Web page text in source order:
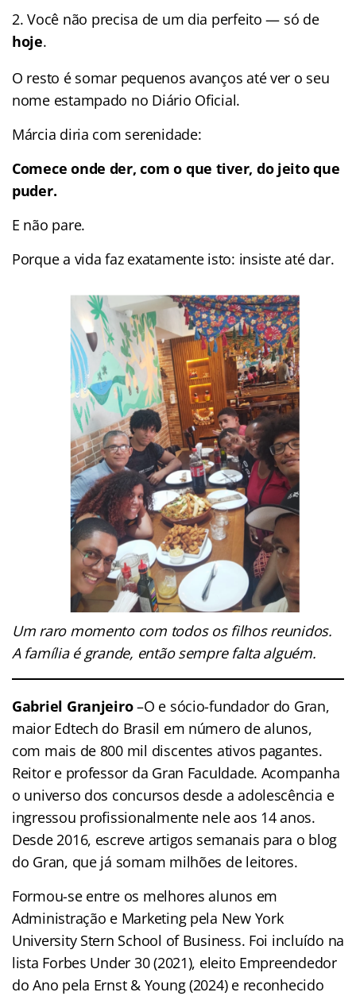
Você não precisa de um dia perfeito — só de
hoje.
O resto é somar pequenos avanços até ver o seu
nome estampado no Diário Oficial.
Márcia diria com serenidade:
Comece onde der, com o que tiver, do jeito que
puder.
E não pare.
Porque a vida faz exatamente isto: insiste até dar.
Um raro momento com todos os filhos reunidos.
A família é grande, então sempre falta alguém.
Gabriel Granjeiro–O e sócio-fundador do Gran,
maior Edtech do Brasil em número de alunos,
com mais de 800 mil discentes ativos pagantes.
Reitor e professor da Gran Faculdade. Acompanha
o universo dos concursos desde a adolescência e
ingressou profissionalmente nele aos 14 anos.
Desde 2016, escreve artigos semanais para o blog
do Gran, que já somam milhões de leitores.
Formou-se entre os melhores alunos em
Administração e Marketing pela New York
University Stern School of Business. Foi incluído na
lista Forbes Under 30 (2021), eleito Empreendedor
do Ano pela Ernst & Young (2024) e reconhecido